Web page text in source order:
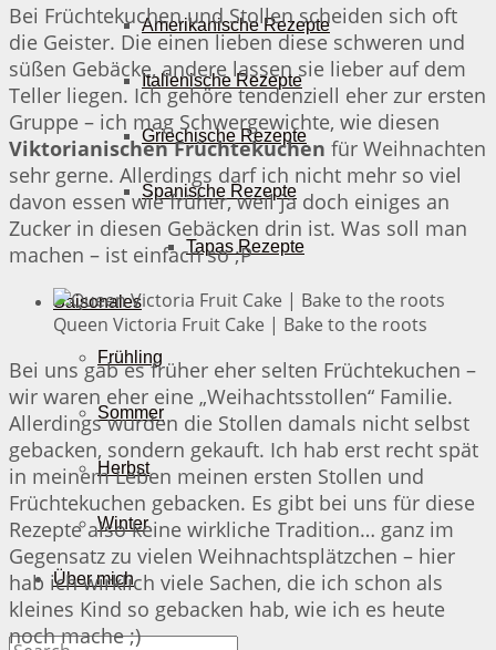
Amerikanische Rezepte
Italienische Rezepte
Griechische Rezepte
Spanische Rezepte
Tapas Rezepte
Saisonales
Frühling
Sommer
Herbst
Winter
Über mich
Bei Früchtekuchen und Stollen scheiden sich oft
die Geister. Die einen lieben diese schweren und
süßen Gebäcke, andere lassen sie lieber auf dem
Teller liegen. Ich gehöre tendenziell eher zur ersten
Gruppe – ich mag Schwergewichte, wie diesen
Viktorianischen Früchtekuchen für Weihnachten
sehr gerne. Allerdings darf ich nicht mehr so viel
davon essen wie früher, weil ja doch einiges an
Zucker in diesen Gebäcken drin ist. Was soll man
machen – ist einfach so ;P
Queen Victoria Fruit Cake | Bake to the roots
Bei uns gab es früher eher selten Früchtekuchen –
wir waren eher eine „Weihachtsstollen“ Familie.
Allerdings wurden die Stollen damals nicht selbst
gebacken, sondern gekauft. Ich hab erst recht spät
in meinem Leben meinen ersten Stollen und
Früchtekuchen gebacken. Es gibt bei uns für diese
Rezepte also keine wirkliche Tradition… ganz im
Gegensatz zu vielen Weihnachtsplätzchen – hier
hab ich wirklich viele Sachen, die ich schon als
kleines Kind so gebacken hab, wie ich es heute
noch mache ;)